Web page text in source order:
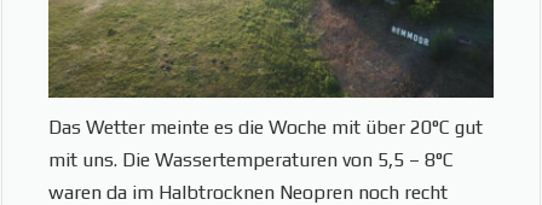
Das Wetter meinte es die Woche mit über 20°C gut
mit uns. Die Wassertemperaturen von 5,5 – 8°C
waren da im Halbtrocknen Neopren noch recht